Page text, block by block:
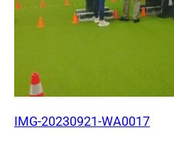
IMG-20230921-WA0017